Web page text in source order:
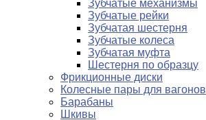
Зубчатые механизмы
Зубчатые рейки
Зубчатая шестерня
Зубчатые колеса
Зубчатая муфта
Шестерня по образцу
Фрикционные диски
Колесные пары для вагонов
Барабаны
Шкивы